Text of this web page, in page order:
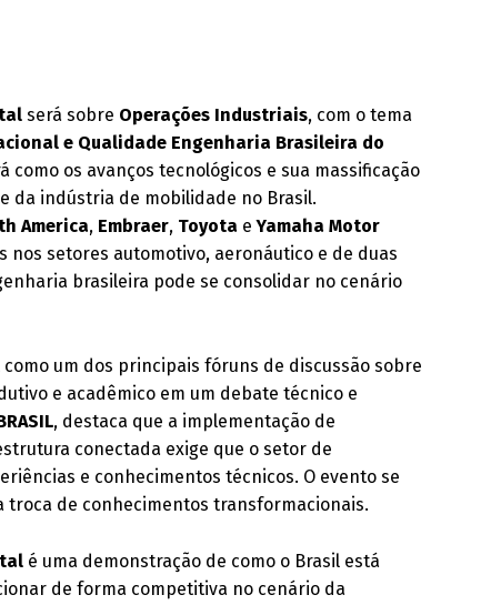
será sobre Operações Industriais, com o tema
e Qualidade Engenharia Brasileira do
como os avanços tecnológicos e sua massificação
da indústria de mobilidade no Brasil.
America, Embraer, Toyota eYamaha Motor
nos setores automotivo, aeronáutico e de duas
brasileira pode se consolidar no cenário
um dos principais fóruns de discussão sobre
e acadêmico em um debate técnico e
, destaca que a implementação de
conectada exige que o setor de
e conhecimentos técnicos. O evento se
de conhecimentos transformacionais.
é uma demonstração de como o Brasil está
de forma competitiva no cenário da